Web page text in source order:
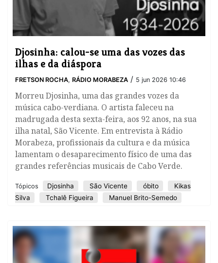
Djosinha: calou-se uma das vozes das
ilhas e da diáspora
FRETSON ROCHA, RÁDIO MORABEZA / 5 jun 2026 10:46
Morreu Djosinha, uma das grandes vozes da
música cabo-verdiana. O artista faleceu na
madrugada desta sexta-feira, aos 92 anos, na sua
ilha natal, São Vicente. Em entrevista à Rádio
Morabeza, profissionais da cultura e da música
lamentam o desaparecimento físico de uma das
grandes referências musicais de Cabo Verde.
Tópicos Djosinha São Vicente óbito
Kikas
Silva
Tchalê Figueira Manuel Brito-Semedo